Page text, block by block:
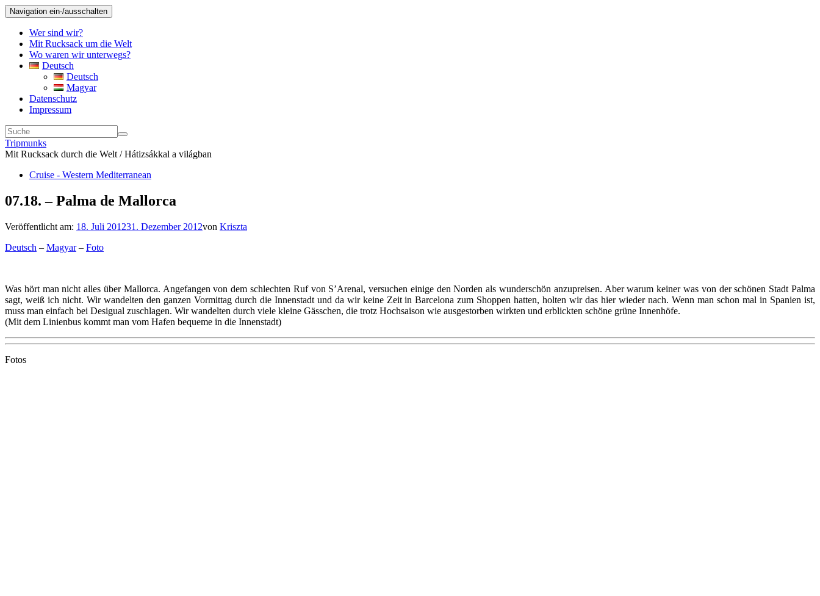
Navigation ein-/ausschalten
Wer sind wir?
Mit Rucksack um die Welt
Wo waren wir unterwegs?
Deutsch
Deutsch
Magyar
Datenschutz
Impressum
Tripmunks
Mit Rucksack durch die Welt / Hátizsákkal a világban
Cruise - Western Mediterranean
07.18. – Palma de Mallorca
Veröffentlicht am: 18. Juli 201231. Dezember 2012von Kriszta
Deutsch – Magyar– Foto
Was hört man nicht alles über Mallorca. Angefangen von dem schlechten Ruf von S’Arenal, versuchen einige den Norden als wunderschön anzupreisen. Aber warum keiner was von der schönen Stadt Palma
sagt, weiß ich nicht. Wir wandelten den ganzen Vormittag durch die Innenstadt und da wir keine Zeit in Barcelona zum Shoppen hatten, holten wir das hier wieder nach. Wenn man schon mal in Spanien ist,
muss man einfach bei Desigual zuschlagen. Wir wandelten durch viele kleine Gässchen, die trotz Hochsaison wie ausgestorben wirkten und erblickten schöne grüne Innenhöfe.
(Mit dem Linienbus kommt man vom Hafen bequeme in die Innenstadt)
Fotos